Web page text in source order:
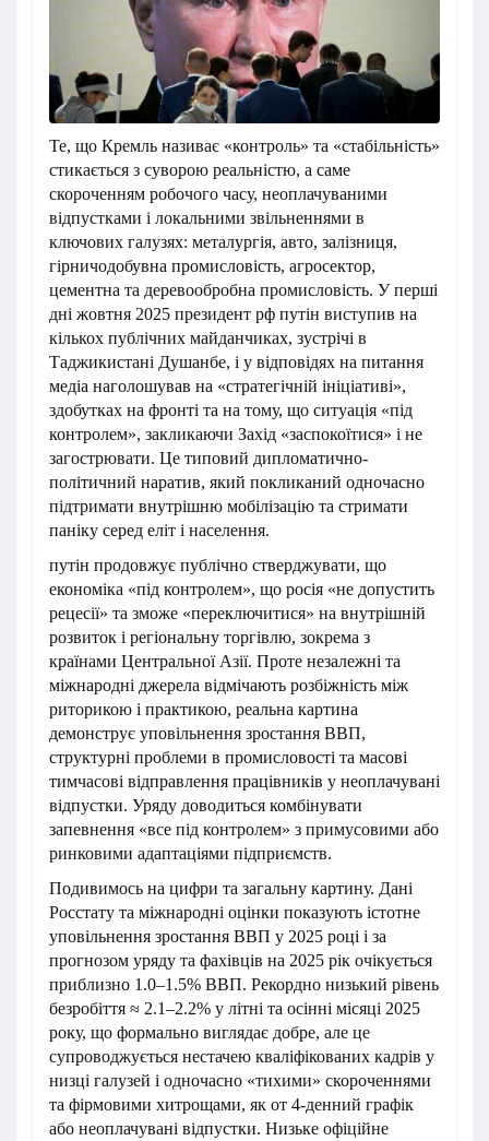
Те, що Кремль називає «контроль» та «стабільність»
стикається з суворою реальністю, а саме
скороченням робочого часу, неоплачуваними
відпустками і локальними звільненнями в
ключових галузях: металургія, авто, залізниця,
гірничодобувна промисловість, агросектор,
цементна та деревообробна промисловість. У перші
дні жовтня 2025 президент рф путін виступив на
кількох публічних майданчиках, зустрічі в
Таджикистані Душанбе, і у відповідях на питання
медіа наголошував на «стратегічній ініціативі»,
здобутках на фронті та на тому, що ситуація «під
контролем», закликаючи Захід «заспокоїтися» і не
загострювати. Це типовий дипломатично-
політичний наратив, який покликаний одночасно
підтримати внутрішню мобілізацію та стримати
паніку серед еліт і населення.
путін продовжує публічно стверджувати, що
економіка «під контролем», що росія «не допустить
рецесії» та зможе «переключитися» на внутрішній
розвиток і регіональну торгівлю, зокрема з
країнами Центральної Азії. Проте незалежні та
міжнародні джерела відмічають розбіжність між
риторикою і практикою, реальна картина
демонструє уповільнення зростання ВВП,
структурні проблеми в промисловості та масові
тимчасові відправлення працівників у неоплачувані
відпустки. Уряду доводиться комбінувати
запевнення «все під контролем» з примусовими або
ринковими адаптаціями підприємств.
Подивимось на цифри та загальну картину. Дані
Росстату та міжнародні оцінки показують істотне
уповільнення зростання ВВП у 2025 році і за
прогнозом уряду та фахівців на 2025 рік очікується
приблизно 1.0–1.5% ВВП. Рекордно низький рівень
безробіття ≈ 2.1–2.2% у літні та осінні місяці 2025
року, що формально виглядає добре, але це
супроводжується нестачею кваліфікованих кадрів у
низці галузей і одночасно «тихими» скороченнями
та фірмовими хитрощами, як от 4-денний графік
або неоплачувані відпустки. Низьке офіційне